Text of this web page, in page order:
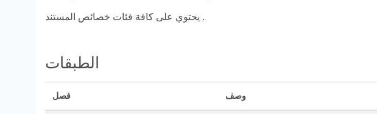
يحتوي على كافة فئات خصائص المستند .
الطبقات
فصل وصف